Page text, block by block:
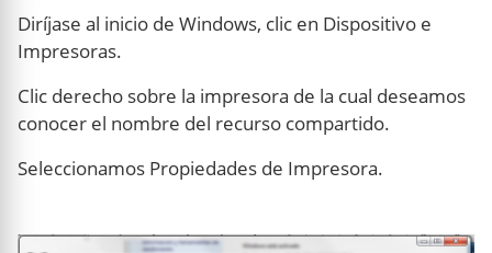
Diríjase al inicio de Windows, clic en Dispositivo e
Impresoras.
Clic derecho sobre la impresora de la cual deseamos
conocer el nombre del recurso compartido.
Seleccionamos Propiedades de Impresora.